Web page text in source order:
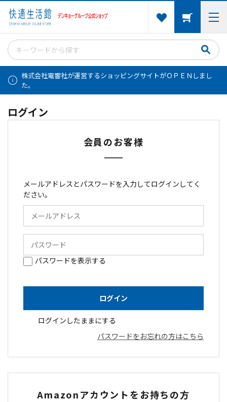
株式会社電響社が運営するショッピングサイトがＯＰＥＮしまし
た。
ログイン
会員のお客様
メールアドレスとパスワードを入力してログインしてく
ださい。
パスワードを表示する
ログインしたままにする
パスワードをお忘れの方はこちら
Amazonアカウントをお持ちの方